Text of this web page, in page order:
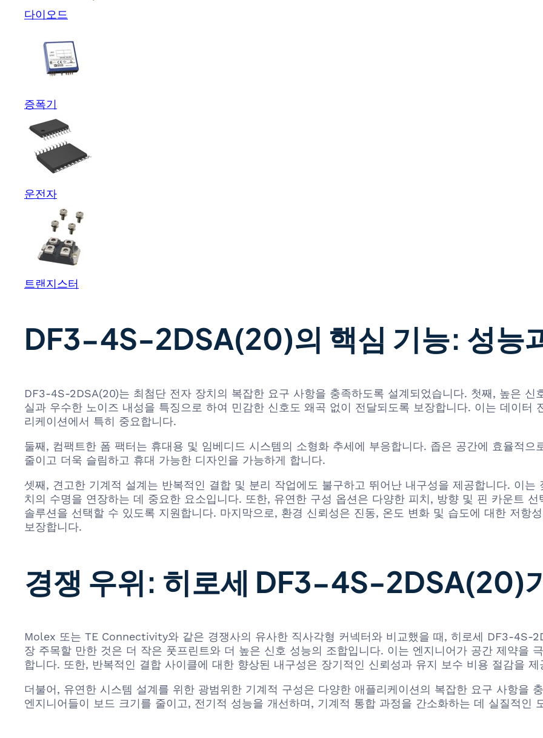
다이오드
증폭기
운전자
트랜지스터
DF3-4S-2DSA(20)의 핵심 기능: 성능
DF3-4S-2DSA(20)는 최첨단 전자 장치의 복잡한 요구 사항을 충족하도록 설계되었습니다. 첫째, 높은
실과 우수한 노이즈 내성을 특징으로 하여 민감한 신호도 왜곡 없이 전달되도록 보장합니다. 이는 데이터
리케이션에서 특히 중요합니다.
둘째, 컴팩트한 폼 팩터는 휴대용 및 임베디드 시스템의 소형화 추세에 부응합니다. 좁은 공간에 효율적
줄이고 더욱 슬림하고 휴대 가능한 디자인을 가능하게 합니다.
셋째, 견고한 기계적 설계는 반복적인 결합 및 분리 작업에도 불구하고 뛰어난 내구성을 제공합니다. 이
치의 수명을 연장하는 데 중요한 요소입니다. 또한, 유연한 구성 옵션은 다양한 피치, 방향 및 핀 카운트
솔루션을 선택할 수 있도록 지원합니다. 마지막으로, 환경 신뢰성은 진동, 온도 변화 및 습도에 대한 저항
보장합니다.
경쟁 우위: 히로세 DF3-4S-2DSA(20)
Molex 또는 TE Connectivity와 같은 경쟁사의 유사한 직사각형 커넥터와 비교했을 때, 히로세 DF3-4S-
장 주목할 만한 것은 더 작은 풋프린트와 더 높은 신호 성능의 조합입니다. 이는 엔지니어가 공간 제약을
합니다. 또한, 반복적인 결합 사이클에 대한 향상된 내구성은 장기적인 신뢰성과 유지 보수 비용 절감을 제
더불어, 유연한 시스템 설계를 위한 광범위한 기계적 구성은 다양한 애플리케이션의 복잡한 요구 사항을
엔지니어들이 보드 크기를 줄이고, 전기적 성능을 개선하며, 기계적 통합 과정을 간소화하는 데 실질적인